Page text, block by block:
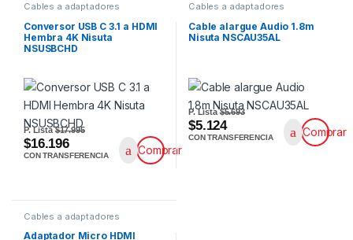
Cables a adaptadores
Conversor USB C 3.1 a HDMI
Hembra 4K Nisuta
NSUSBCHD
P. Lista$17.995
$16.196
CON TRANSFERENCIA Comprar
Cables a adaptadores
Cable alargue Audio 1.8m
Nisuta NSCAU35AL
P. Lista$5.693
$5.124
CON TRANSFERENCIA Comprar
Cables a adaptadores
Adaptador Micro HDMI